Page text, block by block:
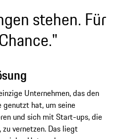
stehen. Für
Unternehmen, das den
genutzt hat, um seine
und sich mit Start-ups, die
vernetzen. Das liegt